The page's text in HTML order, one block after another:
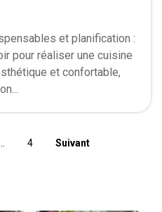
et planification :
pour réaliser une cuisine
et confortable,
4 Suivant